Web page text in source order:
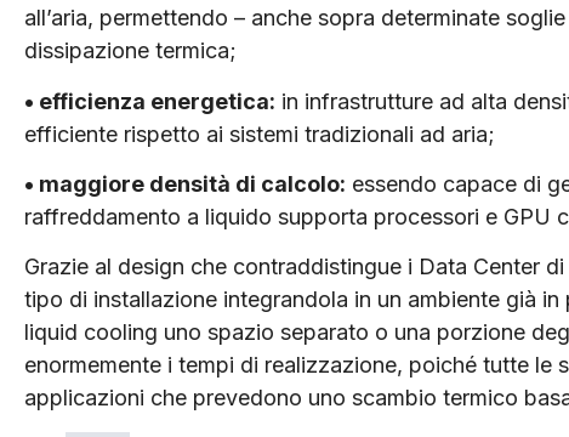
all’aria, permettendo – anche sopra determinate
dissipazione termica;
• efficienza energetica: in infrastrutture ad alta
efficiente rispetto ai sistemi tradizionali ad aria;
• maggiore densità di calcolo: essendo capace di
raffreddamento a liquido supporta processori e GPU
Grazie al design che contraddistingue i Data Center di
tipo di installazione integrandola in un ambiente già
liquid cooling uno spazio separato o una porzione
enormemente i tempi di realizzazione, poiché tutte le
applicazioni che prevedono uno scambio termico